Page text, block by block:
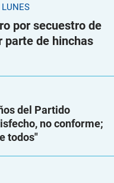
por secuestro de
parte de hinchas
del Partido
no conforme;
todos"